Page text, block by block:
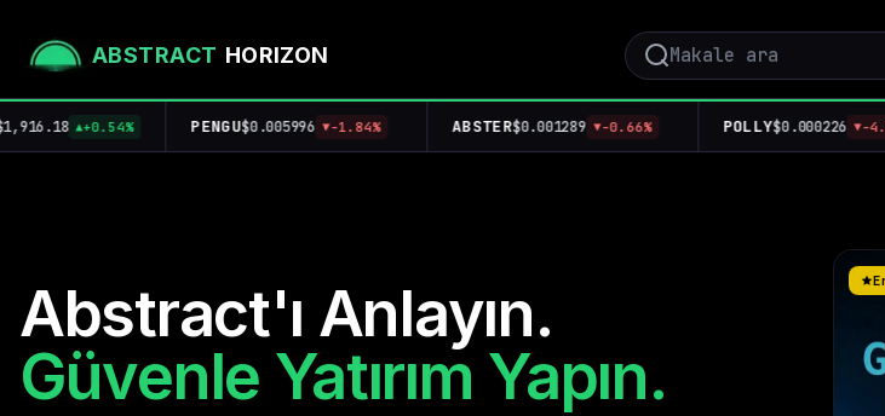
ABSTRACT HORIZON
PENGU $0.005996 ▼-1.84% ABSTER $0.001289 ▼-0.66% POLLY $0.000226 ▼-4.75%
Abstract'ı Anlayın.
Güvenle Yatırım Yapın.